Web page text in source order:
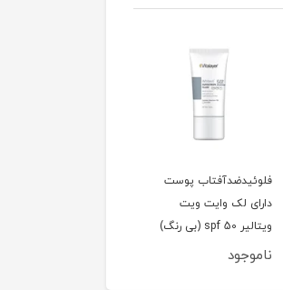
فلوئیدضدآفتاب پوست
دارای لک وایت ویت
ویتالیر spf 50 (بی رنگ)
ناموجود